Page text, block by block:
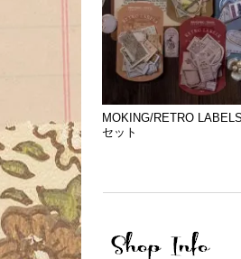
MOKING/RETRO
セット